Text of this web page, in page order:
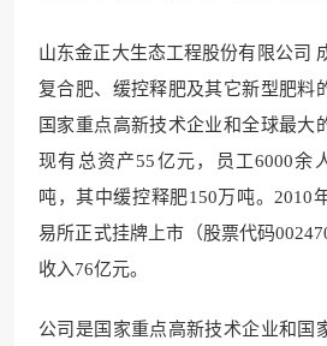
山东金正大生态工程股份有限公司
复合肥、缓控释肥及其它新型肥料
国家重点高新技术企业和全球最大
现有总资产55亿元，员工6000余
吨，其中缓控释肥150万吨。2010
易所正式挂牌上市（股票代码
收入76亿元。
公司是国家重点高新技术企业和国